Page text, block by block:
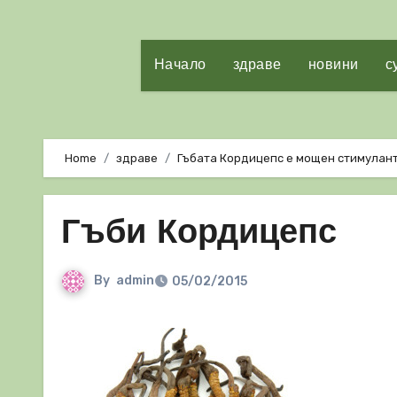
Начало здраве новини
Home здраве Гъбата Кордицепс е мощен
Гъби Кордицепс
By admin 05/02/2015